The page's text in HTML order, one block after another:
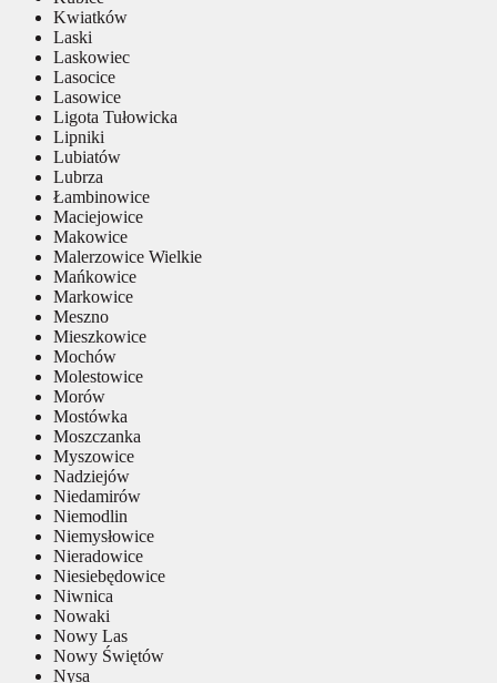
Kwiatków
Laski
Laskowiec
Lasocice
Lasowice
Ligota Tułowicka
Lipniki
Lubiatów
Lubrza
Łambinowice
Maciejowice
Makowice
Malerzowice Wielkie
Mańkowice
Markowice
Meszno
Mieszkowice
Mochów
Molestowice
Morów
Mostówka
Moszczanka
Myszowice
Nadziejów
Niedamirów
Niemodlin
Niemysłowice
Nieradowice
Niesiebędowice
Niwnica
Nowaki
Nowy Las
Nowy Świętów
Nysa